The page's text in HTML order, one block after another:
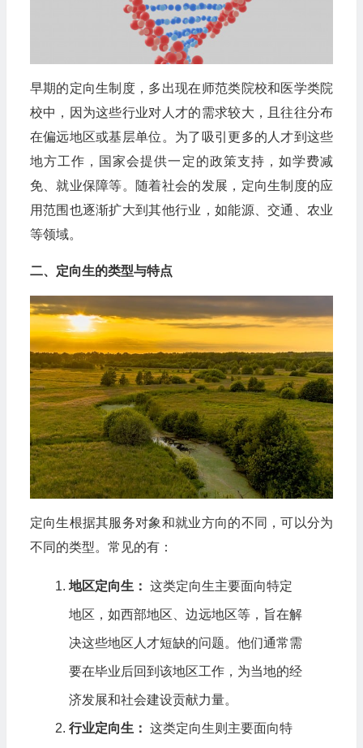
早期的定向生制度，多出现在师范类院校和医学类院
校中，因为这些行业对人才的需求较大，且往往分布
在偏远地区或基层单位。为了吸引更多的人才到这些
地方工作，国家会提供一定的政策支持，如学费减
免、就业保障等。随着社会的发展，定向生制度的应
用范围也逐渐扩大到其他行业，如能源、交通、农业
等领域。
二、定向生的类型与特点
定向生根据其服务对象和就业方向的不同，可以分为
不同的类型。常见的有：
地区定向生： 这类定向生主要面向特定
地区，如西部地区、边远地区等，旨在解
决这些地区人才短缺的问题。他们通常需
要在毕业后回到该地区工作，为当地的经
济发展和社会建设贡献力量。
行业定向生： 这类定向生则主要面向特